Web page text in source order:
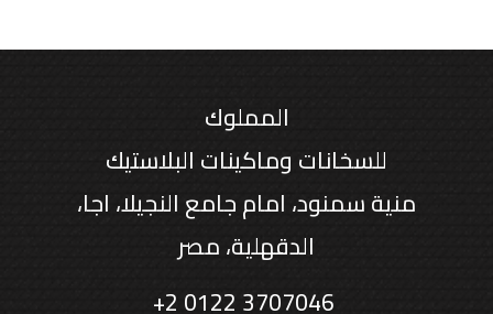
المملوك
للسخانات وماكينات البلاستيك
منية سمنود، امام جامع النجيلا، اجا،
الدقهلية، مصر
+2 0122 3707046